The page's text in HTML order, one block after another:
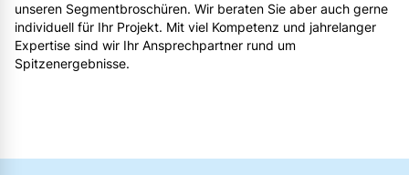
unseren Segmentbroschüren. Wir beraten Sie aber auch gerne
individuell für Ihr Projekt. Mit viel Kompetenz und jahrelanger
Expertise sind wir Ihr Ansprechpartner rund um
Spitzenergebnisse.